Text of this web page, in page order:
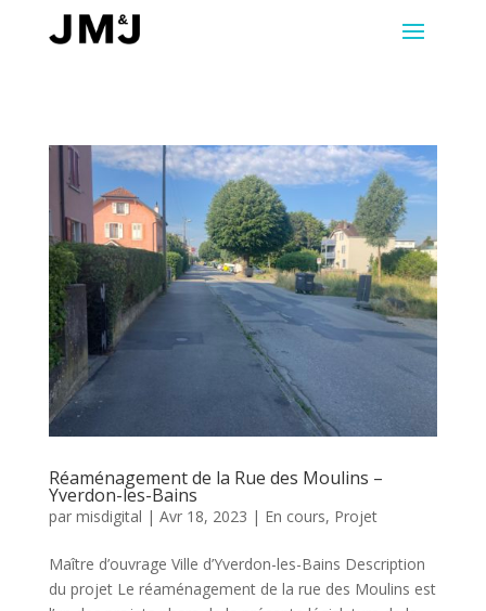
Réaménagement de la Rue des Moulins –
Yverdon-les-Bains
par misdigital | Avr 18, 2023 | En cours, Projet
Maître d’ouvrage Ville d’Yverdon-les-Bains Description
du projet Le réaménagement de la rue des Moulins est